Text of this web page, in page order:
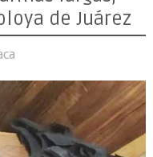
de Juárez